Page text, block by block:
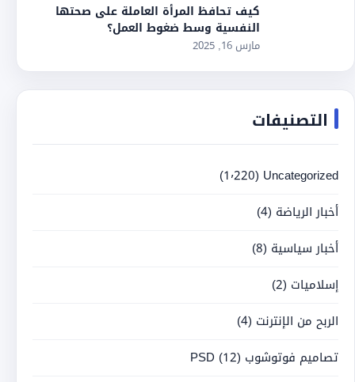
كيف تحافظ المرأة العاملة على صحتها
النفسية وسط ضغوط العمل؟
مارس 16, 2025
التصنيفات
Uncategorized (1٬220)
أخبار الرياضة (4)
أخبار سياسية (8)
إسلاميات (2)
الربح من الإنترنت (4)
تصاميم فوتوشوب PSD (12)